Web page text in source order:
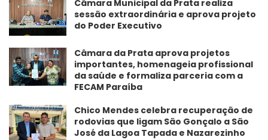
Câmara Municipal da Prata realiza
sessão extraordinária e aprova projeto
do Poder Executivo
​Câmara da Prata aprova projetos
importantes, homenageia profissional
da saúde e formaliza parceria com a
FECAM Paraíba
Chico Mendes celebra recuperação de
rodovias que ligam São Gonçalo a São
José da Lagoa Tapada e Nazarezinho